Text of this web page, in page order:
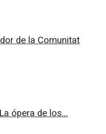
de la Comunitat
ópera de los...